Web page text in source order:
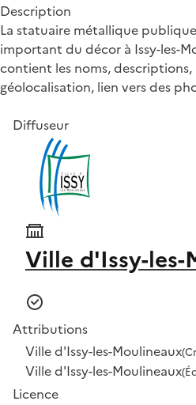
Description
La statuaire métallique
important du décor à Issy-les-
contient les noms, descriptions,
géolocalisation, lien vers des
Diffuseur
Ville d'Issy-les-
Attributions
Ville d'Issy-les-Moulineaux
Ville d'Issy-les-Moulineaux
Licence